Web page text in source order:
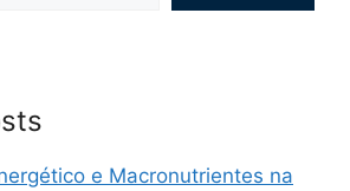
e Macronutrientes na